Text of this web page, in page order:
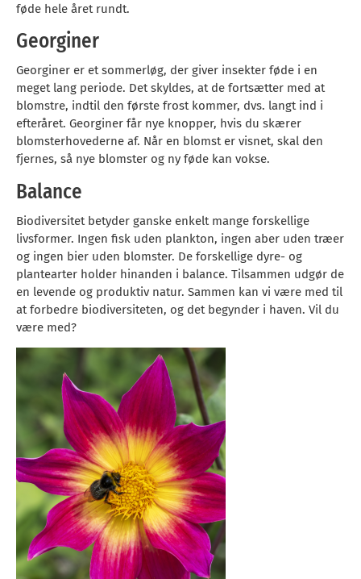
føde hele året rundt.
Georginer
Georginer er et sommerløg, der giver insekter føde i en
meget lang periode. Det skyldes, at de fortsætter med at
blomstre, indtil den første frost kommer, dvs. langt ind i
efteråret. Georginer får nye knopper, hvis du skærer
blomsterhovederne af. Når en blomst er visnet, skal den
fjernes, så nye blomster og ny føde kan vokse.
Balance
Biodiversitet betyder ganske enkelt mange forskellige
livsformer. Ingen fisk uden plankton, ingen aber uden træer
og ingen bier uden blomster. De forskellige dyre- og
plantearter holder hinanden i balance. Tilsammen udgør de
en levende og produktiv natur. Sammen kan vi være med til
at forbedre biodiversiteten, og det begynder i haven. Vil du
være med?